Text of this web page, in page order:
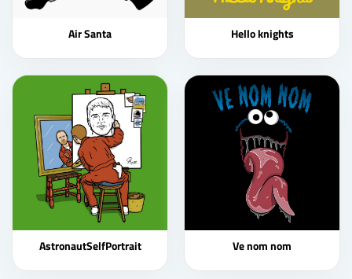
Air Santa Hello knights
AstronautSelfPortrait Ve nom nom